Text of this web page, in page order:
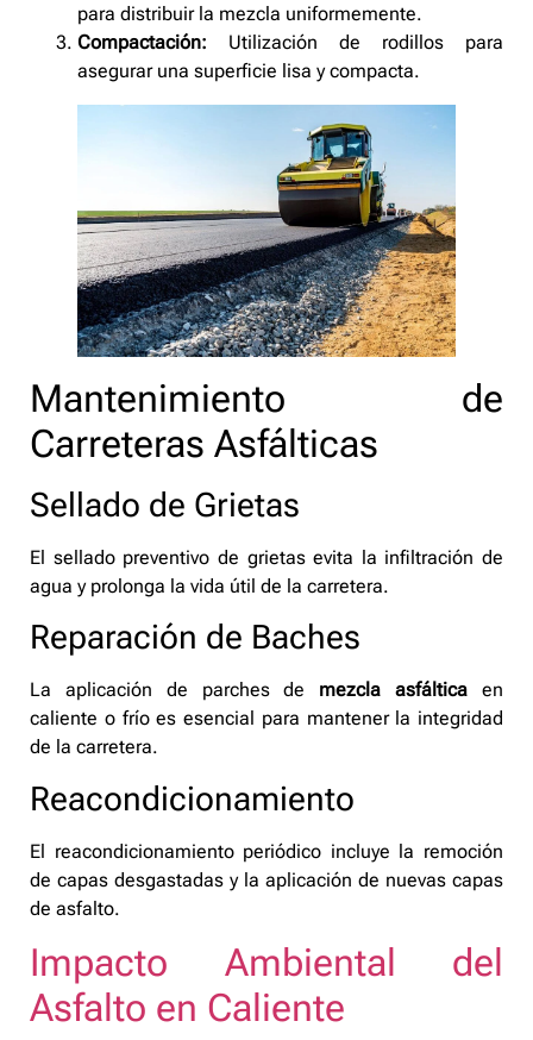
para distribuir la mezcla uniformemente.
Compactación: Utilización de rodillos para
asegurar una superficie lisa y compacta.
Mantenimiento de
Carreteras Asfálticas
Sellado de Grietas
El sellado preventivo de grietas evita la infiltración de
agua y prolonga la vida útil de la carretera.
Reparación de Baches
La aplicación de parches de mezcla asfáltica en
caliente o frío es esencial para mantener la integridad
de la carretera.
Reacondicionamiento
El reacondicionamiento periódico incluye la remoción
de capas desgastadas y la aplicación de nuevas capas
de asfalto.
Impacto Ambiental del
Asfalto en Caliente